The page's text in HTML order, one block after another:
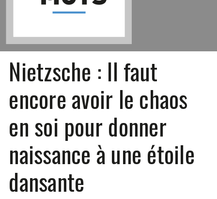
Nietzsche : Il faut
encore avoir le chaos
en soi pour donner
naissance à une étoile
dansante